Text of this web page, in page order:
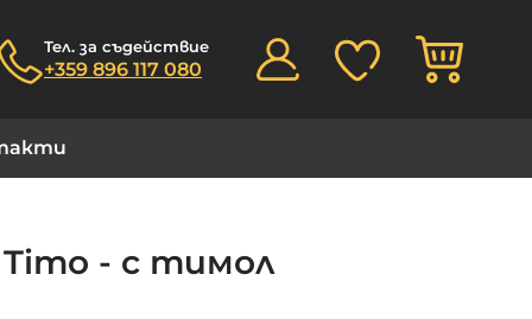
Тел. за съдействие
+359 896 117 080
- с тимол